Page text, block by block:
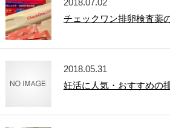
2018.07.02
チェックワン排卵検査薬
2018.05.31
妊活に人気・おすすめの